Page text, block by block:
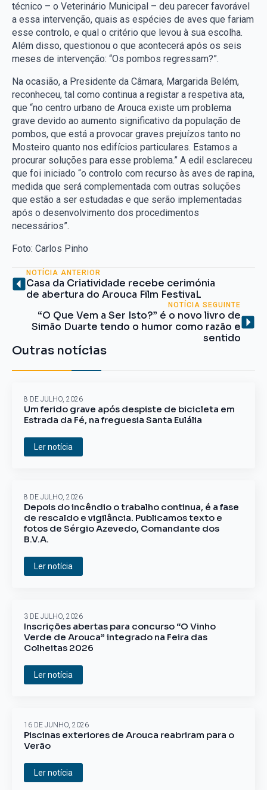
técnico – o Veterinário Municipal – deu parecer favorável
a essa intervenção, quais as espécies de aves que fariam
esse controlo, e qual o critério que levou à sua escolha.
Além disso, questionou o que acontecerá após os seis
meses de intervenção: “Os pombos regressam?”.
Na ocasião, a Presidente da Câmara, Margarida Belém,
reconheceu, tal como continua a registar a respetiva ata,
que “no centro urbano de Arouca existe um problema
grave devido ao aumento significativo da população de
pombos, que está a provocar graves prejuízos tanto no
Mosteiro quanto nos edifícios particulares. Estamos a
procurar soluções para esse problema.” A edil esclareceu
que foi iniciado “o controlo com recurso às aves de rapina,
medida que será complementada com outras soluções
que estão a ser estudadas e que serão implementadas
após o desenvolvimento dos procedimentos
necessários”.
Foto: Carlos Pinho
NOTÍCIA ANTERIOR
Casa da Criatividade recebe cerimónia
de abertura do Arouca Film FestivaL
NOTÍCIA SEGUINTE
“O Que Vem a Ser Isto?” é o novo livro de
Simão Duarte tendo o humor como razão e
sentido
Outras notícias
Um ferido grave após despiste de bicicleta em
Estrada da Fé, na freguesia Santa Eulália
8 DE JULHO, 2026
Ler notícia
Depois do incêndio o trabalho continua, é a fase
de rescaldo e vigilância. Publicamos texto e
fotos de Sérgio Azevedo, Comandante dos
B.V.A.
8 DE JULHO, 2026
Ler notícia
Inscrições abertas para concurso “O Vinho
Verde de Arouca” integrado na Feira das
Colheitas 2026
3 DE JULHO, 2026
Ler notícia
Piscinas exteriores de Arouca reabriram para o
Verão
16 DE JUNHO, 2026
Ler notícia